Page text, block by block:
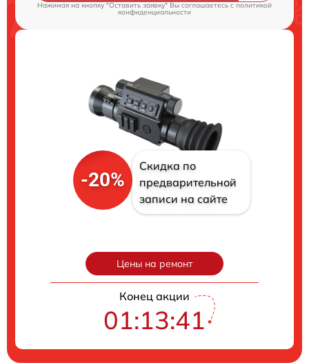
Нажимая на кнопку "Оставить заявку" Вы соглашаетесь c политикой
конфиденциальности
-20%
Скидка по
предварительной
записи на сайте
Цены на ремонт
Конец акции
01:13:40